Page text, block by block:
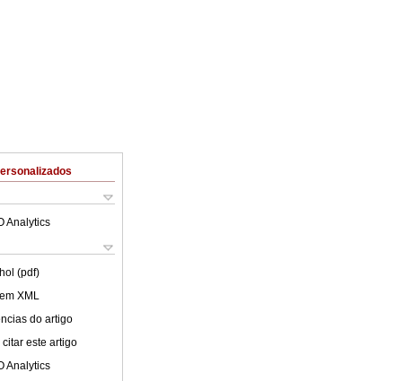
Analytics
(pdf)
XML
do artigo
citar este artigo
Analytics